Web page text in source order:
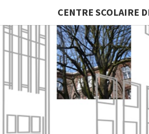
CENTRE SCOLAIRE